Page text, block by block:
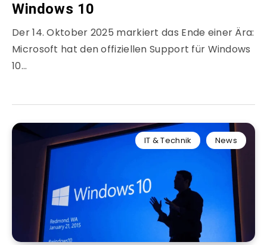
Windows 10
Der 14. Oktober 2025 markiert das Ende einer Ära:
Microsoft hat den offiziellen Support für Windows
10…
IT & Technik News